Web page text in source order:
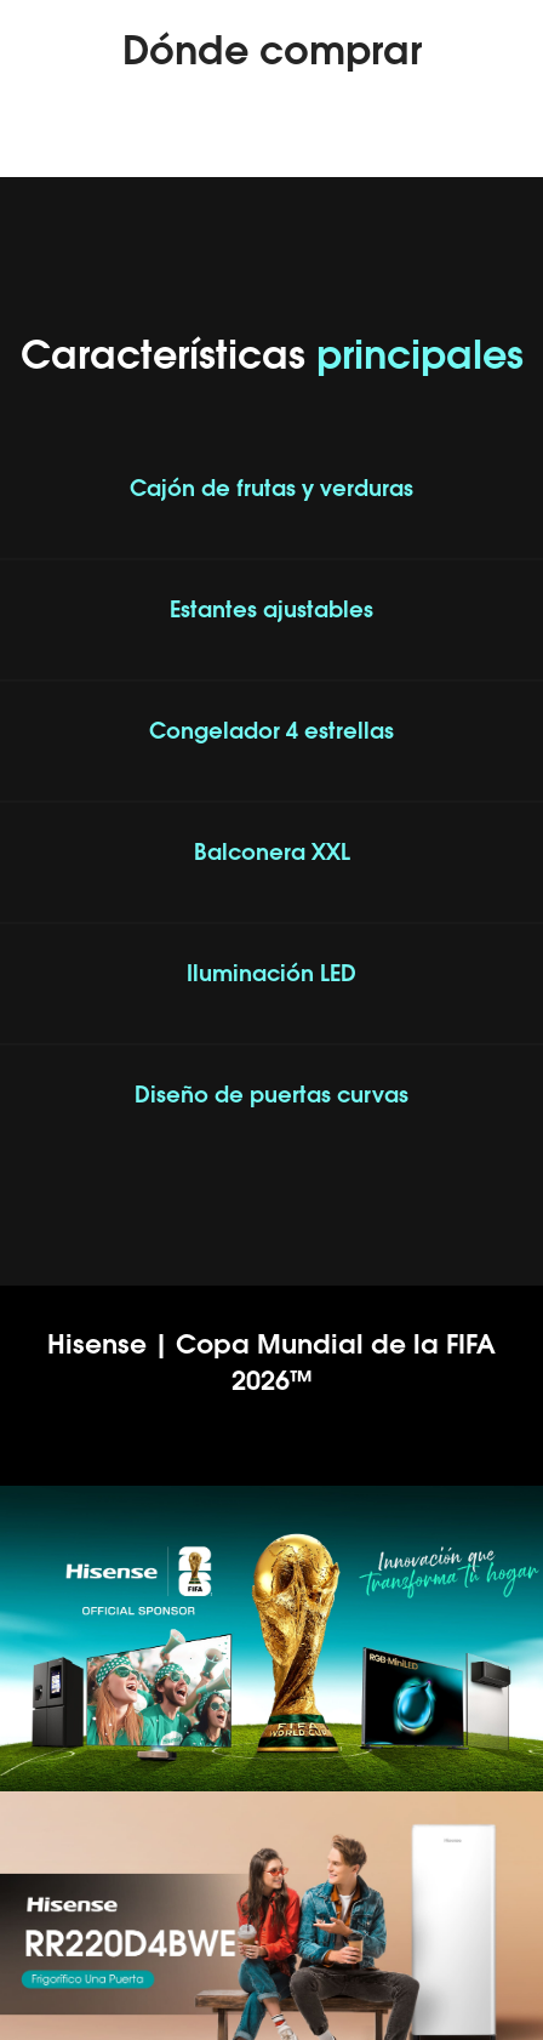
Dónde comprar
Características principales
Cajón de frutas y verduras
Estantes ajustables
Congelador 4 estrellas
Balconera XXL
Iluminación LED
Diseño de puertas curvas
Hisense | Copa Mundial de la FIFA
2026™